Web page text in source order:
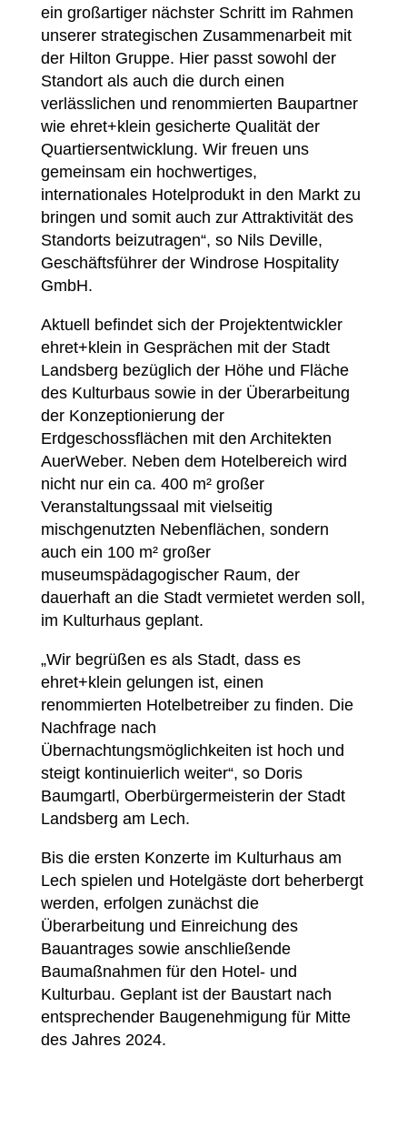
ein großartiger nächster Schritt im Rahmen
unserer strategischen Zusammenarbeit mit
der Hilton Gruppe. Hier passt sowohl der
Standort als auch die durch einen
verlässlichen und renommierten Baupartner
wie ehret+klein gesicherte Qualität der
Quartiersentwicklung. Wir freuen uns
gemeinsam ein hochwertiges,
internationales Hotelprodukt in den Markt zu
bringen und somit auch zur Attraktivität des
Standorts beizutragen“, so Nils Deville,
Geschäftsführer der Windrose Hospitality
GmbH.
Aktuell befindet sich der Projektentwickler
ehret+klein in Gesprächen mit der Stadt
Landsberg bezüglich der Höhe und Fläche
des Kulturbaus sowie in der Überarbeitung
der Konzeptionierung der
Erdgeschossflächen mit den Architekten
AuerWeber. Neben dem Hotelbereich wird
nicht nur ein ca. 400 m² großer
Veranstaltungssaal mit vielseitig
mischgenutzten Nebenflächen, sondern
auch ein 100 m² großer
museumspädagogischer Raum, der
dauerhaft an die Stadt vermietet werden soll,
im Kulturhaus geplant.
„Wir begrüßen es als Stadt, dass es
ehret+klein gelungen ist, einen
renommierten Hotelbetreiber zu finden. Die
Nachfrage nach
Übernachtungsmöglichkeiten ist hoch und
steigt kontinuierlich weiter“, so Doris
Baumgartl, Oberbürgermeisterin der Stadt
Landsberg am Lech.
Bis die ersten Konzerte im Kulturhaus am
Lech spielen und Hotelgäste dort beherbergt
werden, erfolgen zunächst die
Überarbeitung und Einreichung des
Bauantrages sowie anschließende
Baumaßnahmen für den Hotel- und
Kulturbau. Geplant ist der Baustart nach
entsprechender Baugenehmigung für Mitte
des Jahres 2024.